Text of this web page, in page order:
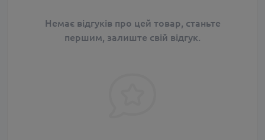
Немає відгуків про цей товар, станьте
першим, залиште свій відгук.